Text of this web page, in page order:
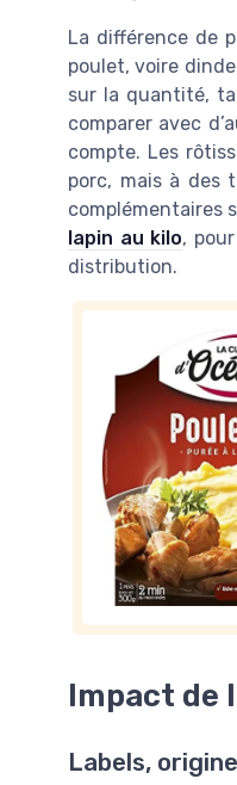
La différence de
poulet, voire
sur la quantité,
comparer avec
compte. Les
porc, mais à des
complémentaires
lapin au kilo,
distribution.
Impact de
Labels,